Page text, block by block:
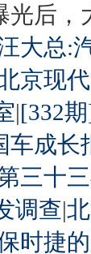
光后，
大总:
京现
|[332
车成长
三十
调查|
时捷